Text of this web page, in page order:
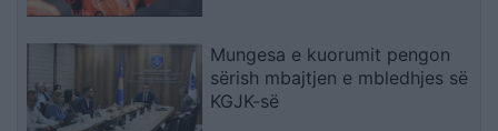
Mungesa e kuorumit pengon
sërish mbajtjen e mbledhjes së
KGJK-së